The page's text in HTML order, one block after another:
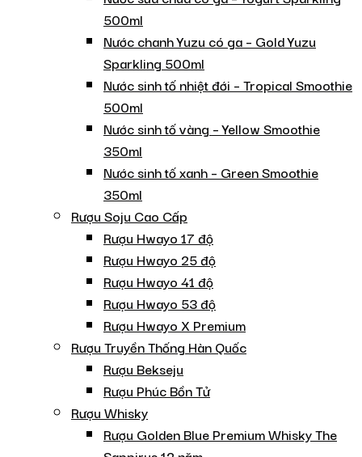
500ml
Nước chanh Yuzu có ga – Gold Yuzu
Sparkling 500ml
Nước sinh tố nhiệt đới – Tropical Smoothie
500ml
Nước sinh tố vàng – Yellow Smoothie
350ml
Nước sinh tố xanh – Green Smoothie
350ml
Rượu Soju Cao Cấp
Rượu Hwayo 17 độ
Rượu Hwayo 25 độ
Rượu Hwayo 41 độ
Rượu Hwayo 53 độ
Rượu Hwayo X Premium
Rượu Truyền Thống Hàn Quốc
Rượu Bekseju
Rượu Phúc Bồn Tử
Rượu Whisky
Rượu Golden Blue Premium Whisky The